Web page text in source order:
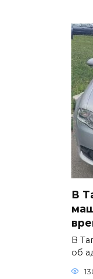
В
В
об